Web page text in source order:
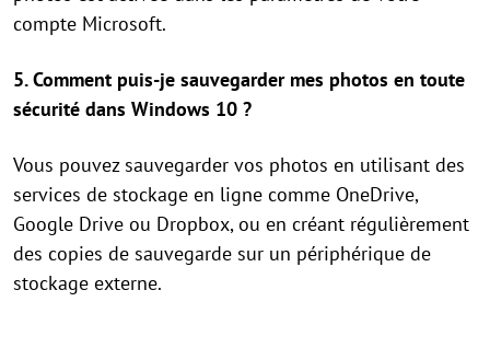
compte Microsoft.
5. Comment puis-je sauvegarder mes photos en toute
sécurité dans Windows 10 ?
Vous pouvez sauvegarder vos photos en utilisant des
services de stockage en ligne comme OneDrive,
Google Drive ou Dropbox, ou en créant régulièrement
des copies de sauvegarde sur un périphérique de
stockage externe.